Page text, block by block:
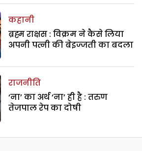
कहानी
ब्रह्म राक्षस : विक्रम ने कैसे लिया
अपनी पत्नी की बेइज्जती का बदला
राजनीति
‘ना’ का अर्थ ‘ना’ ही है : तरुण
तेजपाल रेप का दोषी